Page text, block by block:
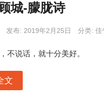
城-朦胧诗
发布: 2019年2月25日 分类: 佳
不说话，就十分美好。
文